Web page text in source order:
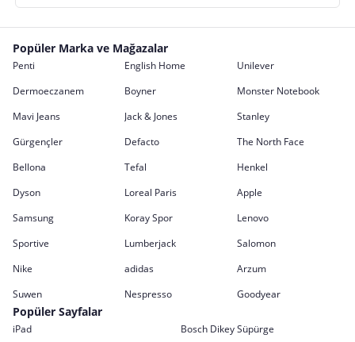
Popüler Marka ve Mağazalar
Penti English Home
Unilever
Dermoeczanem
Boyner
Monster Notebook
Mavi Jeans
Jack & Jones
Stanley
Gürgençler
Defacto
The North Face
Bellona
Tefal
Henkel
Dyson
Loreal Paris
Apple
Samsung
Koray Spor
Lenovo
Sportive
Lumberjack
Salomon
Nike
adidas
Arzum
Suwen
Nespresso Goodyear
Popüler Sayfalar
iPad
Bosch Dikey Süpürge